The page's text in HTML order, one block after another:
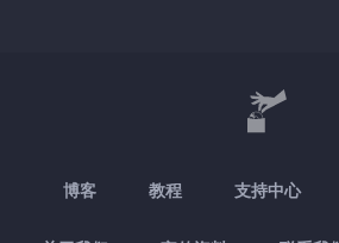
博客 教程 支持中心